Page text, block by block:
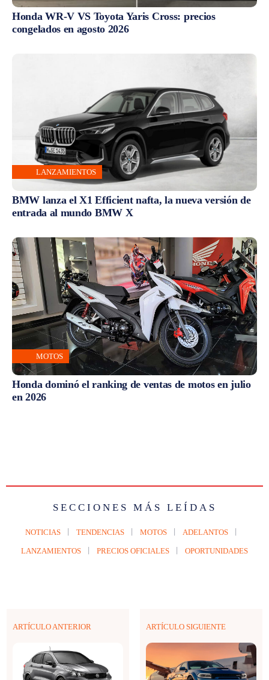
Honda WR-V VS Toyota Yaris Cross: precios
congelados en agosto 2026
LANZAMIENTOS
BMW lanza el X1 Efficient nafta, la nueva versión de
entrada al mundo BMW X
MOTOS
Honda dominó el ranking de ventas de motos en julio
en 2026
SECCIONES MÁS LEÍDAS
NOTICIAS TENDENCIAS MOTOS ADELANTOS
LANZAMIENTOS PRECIOS OFICIALES OPORTUNIDADES
ARTÍCULO ANTERIOR ARTÍCULO SIGUIENTE